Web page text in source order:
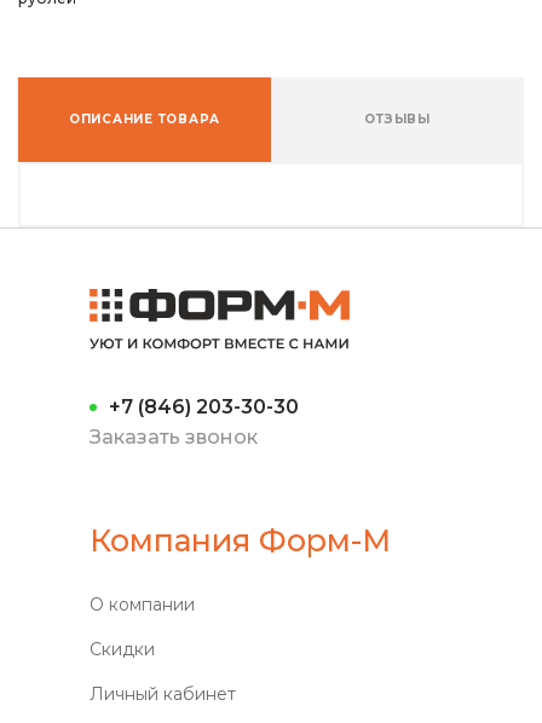
ОПИСАНИЕ ТОВАРА ОТЗЫВЫ
+7 (846) 203-30-30
Заказать звонок
Компания Форм-М
О компании
Скидки
Личный кабинет